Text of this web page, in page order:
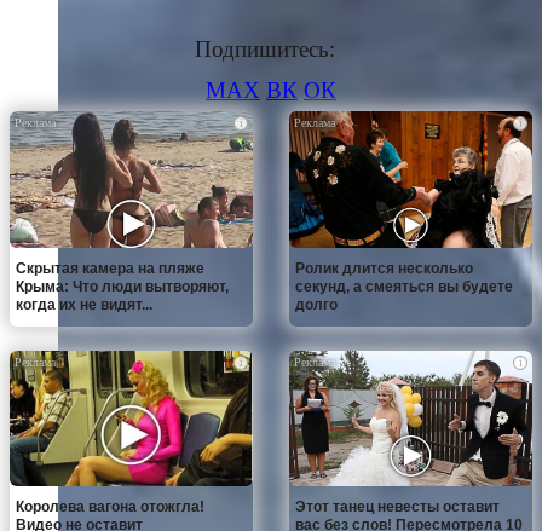
Подпишитесь:
MAX ВК ОК
i
Скрытая камера на пляже
Крыма: Что люди вытворяют,
когда их не видят...
i
Ролик длится несколько
секунд, а смеяться вы будете
долго
i
Королева вагона отожгла!
Видео не оставит
i
Этот танец невесты оставит
вас без слов! Пересмотрела 10